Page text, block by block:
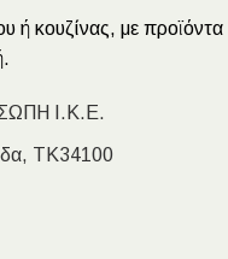
ή κουζίνας, με προϊόντα
Ι.Κ.Ε.
ΤΚ34100